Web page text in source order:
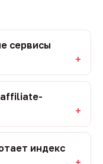
сервисы
affiliate-
индекс